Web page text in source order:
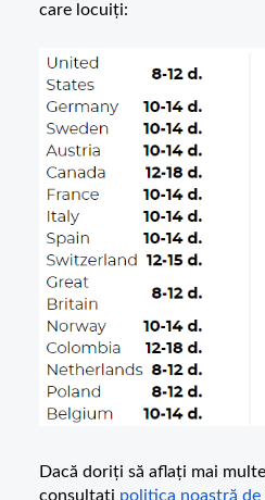
care locuiți:
Dacă doriți să aflați mai
consultați politica noastră